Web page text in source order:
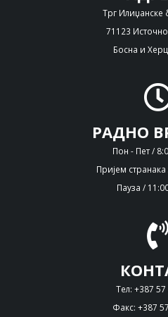
Трг Илиџанске
71123
Босна и
РАДНО
Пон - Пет /
Пријем
Пауза /
Тел: +387
Факс: +387